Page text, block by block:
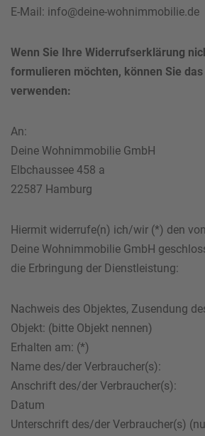
Ich habe die Datenschutzhinweise
E-Mail: info@deine-wohnimmobilie.de
Wenn Sie Ihre Widerrufserklärung
formulieren möchten, können Sie
verwenden:
An:
Deine Wohnimmobilie GmbH
Elbchaussee 458 a
22587 Hamburg
Hiermit widerrufe(n) ich/wir (*) den
Deine Wohnimmobilie GmbH
die Erbringung der Dienstleistung:
Nachweis des Objektes, Zusendung
Objekt: (bitte Objekt nennen)
Erhalten am: (*)
Name des/der Verbraucher(s):
Anschrift des/der Verbraucher(s):
Datum
Unterschrift des/der Verbraucher(s)